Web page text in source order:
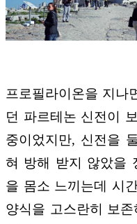
프로필라이온을 지나
던 파르테논 신전이
중이었지만, 신전을
혀 방해 받지 않았을
을 몸소 느끼는데 시
양식을 고스란히 보